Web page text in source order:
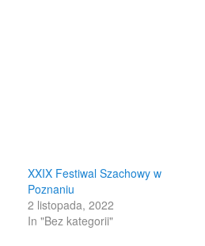
XXIX Festiwal Szachowy w
Poznaniu
2 listopada, 2022
In "Bez kategorii"